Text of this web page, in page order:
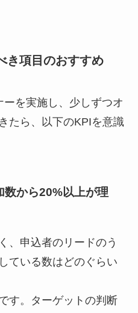
き項目のおすすめ
を実施し、少しずつオ
たら、以下のKPIを意識
数から20%以上が理
、申込者のリードのう
ている数はどのぐらい
す。ターゲットの判断